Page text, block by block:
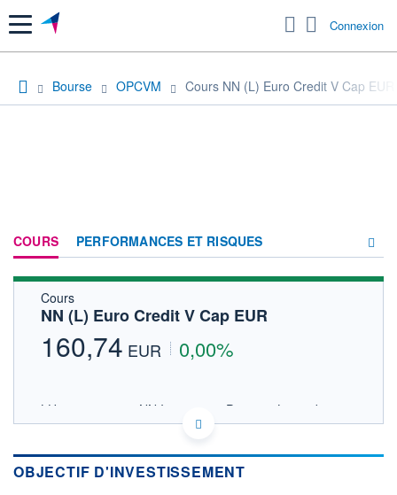
Menu Connexion
Bourse OPCVM Cours NN (L) Euro Credit V Cap EUR
COURS PERFORMANCES ET RISQUES
Cours
NN (L) Euro Credit V Cap EUR
160,74 EUR 0,00%
LU0555026680 - NN Investment Partners Luxembourg
SA
Consulter le prospectus / DIC
OBJECTIF D'INVESTISSEMENT